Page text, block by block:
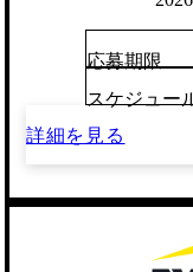
応募期限
スケジュー
詳細を見る